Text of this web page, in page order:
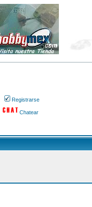
Registrarse
Chatear